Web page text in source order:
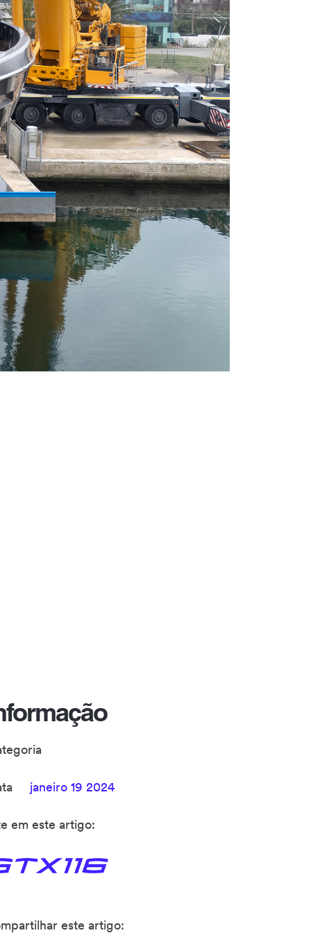
janeiro 19 2024
em este artigo:
este artigo: